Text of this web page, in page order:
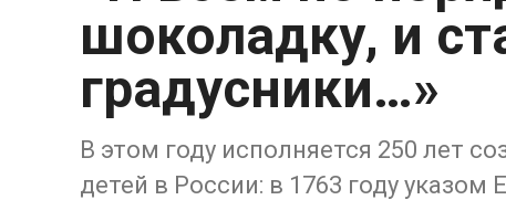
шоколадку, и
градусники…»
В этом году исполняется 250 лет
детей в России: в 1763 году